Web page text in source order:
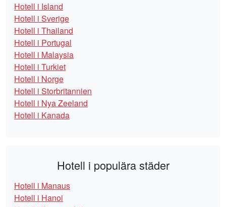
Hotell i Island
Hotell i Sverige
Hotell i Thailand
Hotell i Portugal
Hotell i Malaysia
Hotell i Turkiet
Hotell i Norge
Hotell i Storbritannien
Hotell i Nya Zeeland
Hotell i Kanada
Hotell i populära städer
Hotell i Manaus
Hotell i Hanoi